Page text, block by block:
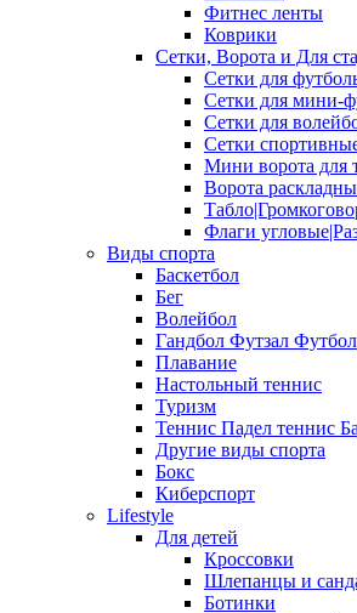
Фитнес ленты
Коврики
Сетки, Ворота и Для
Сетки для
Сетки для мини-
Сетки для
Сетки
Мини ворота для
Ворота
Флаги
Виды спорта
Баскетбол
Бег
Волейбол
Гандбол Футзал Футбол
Плавание
Настольный теннис
Туризм
Теннис Падел теннис
Другие виды спорта
Бокс
Киберспорт
Lifestyle
Для детей
Кроссовки
Шлепанцы и
Ботинки